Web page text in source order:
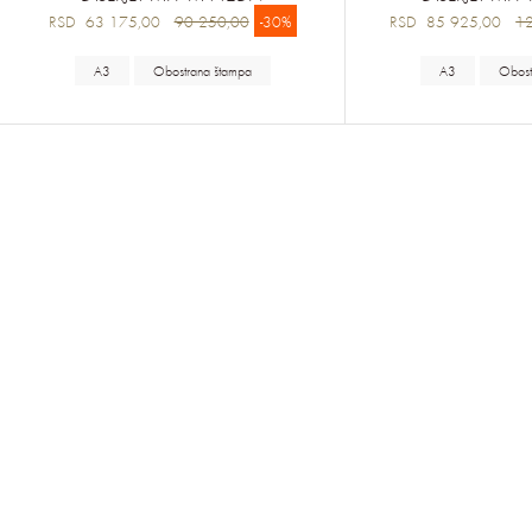
RSD 63 175,0090 250,00 -30%
A3 Obostrana štampa
RSD 85 925,00
A3